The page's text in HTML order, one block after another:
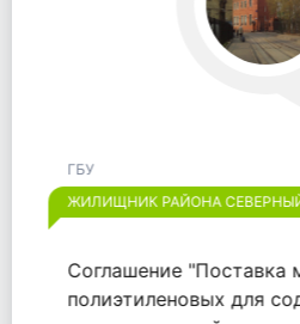
ГБУ
ЖИЛИЩНИК РАЙОНА
Хотим выразить
компании "ООО